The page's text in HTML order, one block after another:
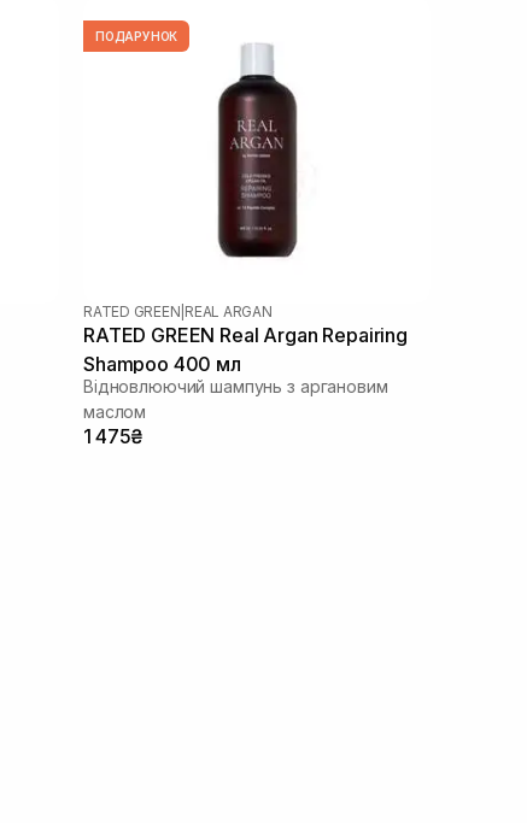
ПОДАРУНОК
RATED GREEN REAL ARGAN
RATED GREEN Real Argan Repairing
Shampoo 400 мл
Відновлюючий шампунь з аргановим
маслом
1 475₴